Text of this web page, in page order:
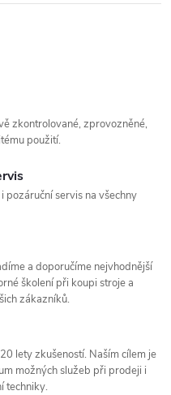
zkontrolované, zprovozněné,
použití.
pozáruční servis na všechny
a doporučíme nejvhodnější
školení při koupi stroje a
zákazníků.
lety zkušeností. Naším cílem je
možných služeb při prodeji i
techniky.